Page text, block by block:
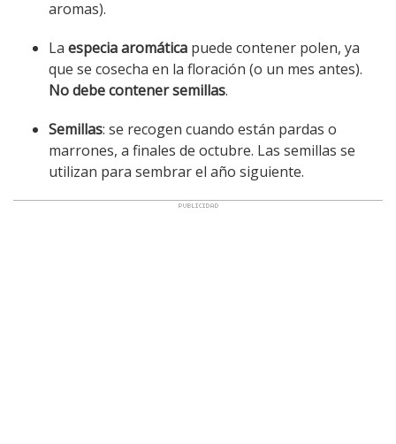
aromas).
La especia aromática puede contener polen, ya
que se cosecha en la floración (o un mes antes).
No debe contener semillas.
Semillas: se recogen cuando están pardas o
marrones, a finales de octubre. Las semillas se
utilizan para sembrar el año siguiente.